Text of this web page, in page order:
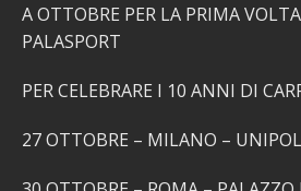
A OTTOBRE PER LA PRIMA
PALASPORT
PER CELEBRARE I 10 ANNI DI
27 OTTOBRE – MILANO –